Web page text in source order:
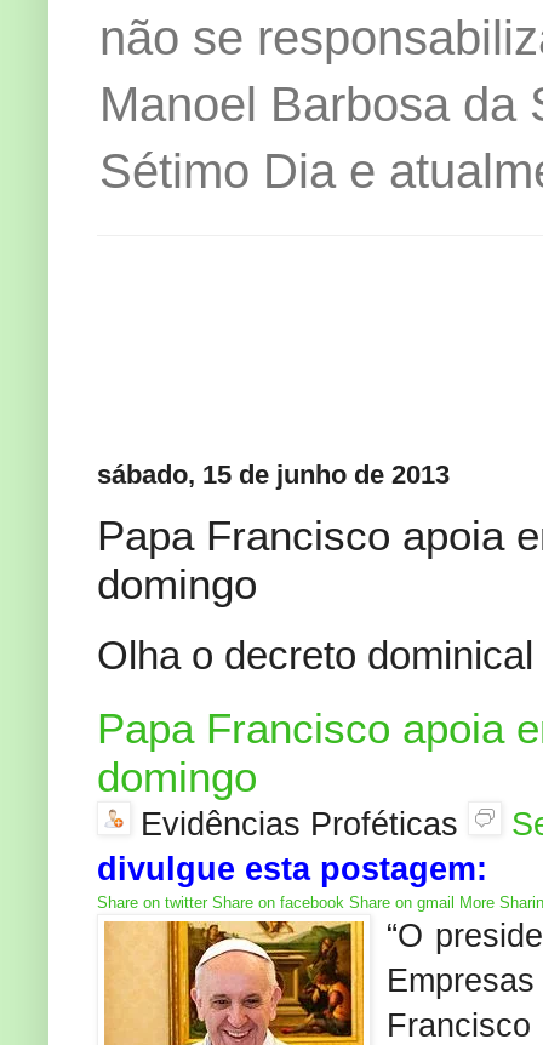
não se
Manoel Barbosa da
Sétimo Dia e
sábado, 15 de junho de 2013
Papa Francisco apoia
domingo
Olha o decreto
Papa Francisco apoia
domingo
Evidências Proféticas
divulgue esta postagem:
Share on twitter Share on facebook Share on gmail More
“O